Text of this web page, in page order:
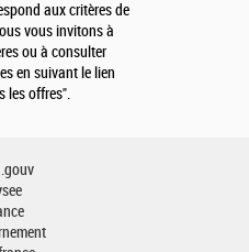
aux critères de
vous invitons à
ou à consulter
en suivant le lien
les offres".